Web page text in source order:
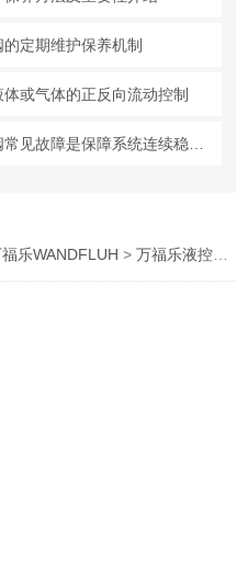
定期维护保养机制
或气体的正反向流动控制
快速处置德国哈威电磁换向阀常见故障是保障系统连续稳定运行的关键
乐WANDFLUH > 万福乐液控单向阀